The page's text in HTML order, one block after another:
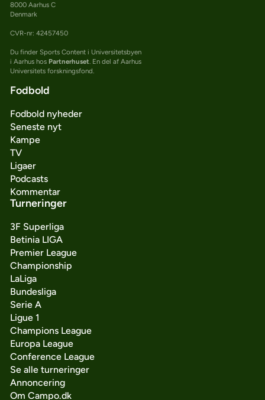
8000 Aarhus C
Denmark
CVR-nr: 42457450
Du finder Sports Content i Universitetsbyen
i Aarhus hos Partnerhuset. En del af Aarhus
Universitets forskningsfond.
Fodbold
Fodbold nyheder
Seneste nyt
Kampe
TV
Ligaer
Podcasts
Kommentar
Turneringer
3F Superliga
Betinia LIGA
Premier League
Championship
LaLiga
Bundesliga
Serie A
Ligue 1
Champions League
Europa League
Conference League
Se alle turneringer
Annoncering
Om Campo.dk